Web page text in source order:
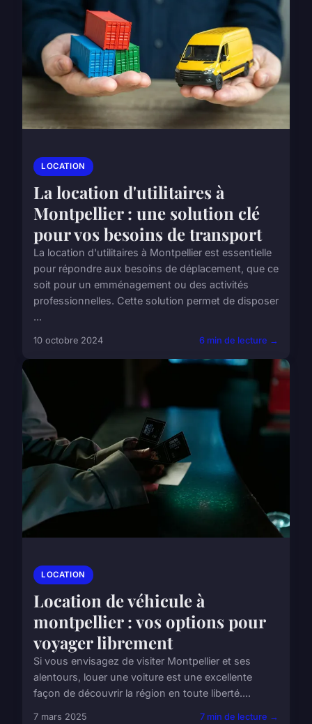
LOCATION
La location d'utilitaires à
Montpellier : une solution clé
pour vos besoins de transport
La location d'utilitaires à Montpellier est essentielle
pour répondre aux besoins de déplacement, que ce
soit pour un emménagement ou des activités
professionnelles. Cette solution permet de disposer
...
10 octobre 2024 6 min de lecture →
LOCATION
Location de véhicule à
montpellier : vos options pour
voyager librement
Si vous envisagez de visiter Montpellier et ses
alentours, louer une voiture est une excellente
façon de découvrir la région en toute liberté....
7 mars 2025 7 min de lecture →